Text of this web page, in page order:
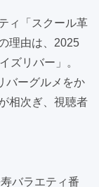
ィ「スクール革
理由は、2025
ズリバー」。
バーグルメをか
相次ぎ、視聴者
バラエティ番